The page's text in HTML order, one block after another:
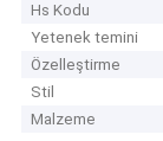
Hs Kodu
Yetenek temini
Özelleştirme
Stil
Malzeme